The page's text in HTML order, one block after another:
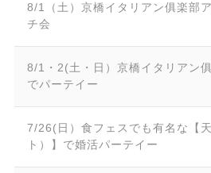
8/1（土）京橋イタリアン俱楽部
チ会
8/1・2(土・日）京橋イタリアン
でパーテイー
7/26(日）食フェスでも有名な【
ト）】で婚活パーテイー